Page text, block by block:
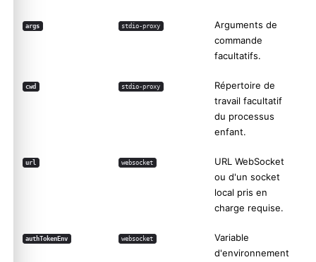
args stdio-proxy
Arguments de
commande
facultatifs.
cwd stdio-proxy
Répertoire de
travail facultatif
du processus
enfant.
url websocket
URL WebSocket
ou d'un socket
local pris en
charge requise.
authTokenEnv websocket
Variable
d'environnement